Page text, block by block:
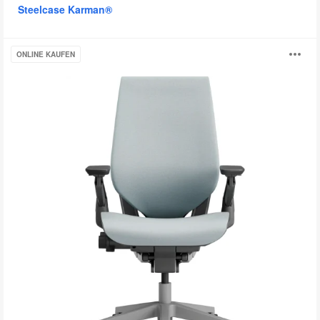
Steelcase Karman®
ONLINE KAUFEN